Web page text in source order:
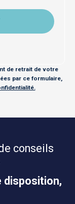
de retrait de votre
par ce formulaire,
conseils
disposition,